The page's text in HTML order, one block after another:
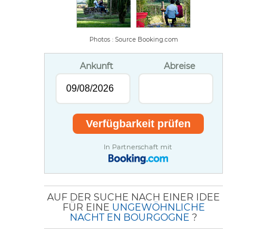
Photos : Source Booking.com
Ankunft Abreise
In Partnerschaft mit
AUF DER SUCHE NACH EINER IDEE
FÜR EINE UNGEWÖHNLICHE
NACHT EN BOURGOGNE ?